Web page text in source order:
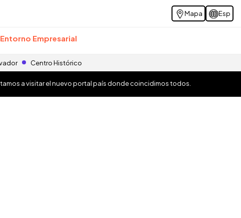
Mapa Esp
Entorno Empresarial
Centro Histórico
a visitar el nuevo portal país donde coincidimos todos.